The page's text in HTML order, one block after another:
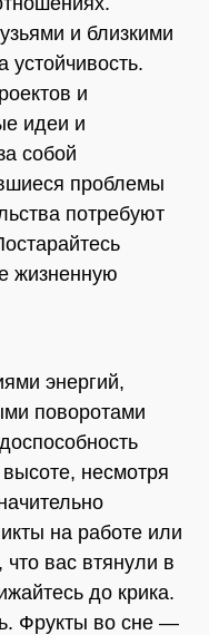
и близкими
устойчивость.
и
идеи и
собой
проблемы
потребуют
жизненную
энергий,
поворотами
несмотря
на работе или
вас втянули в
до крика.
Фрукты во сне —